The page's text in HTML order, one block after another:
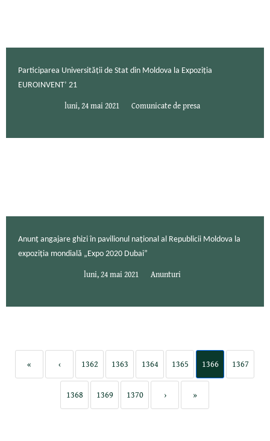
Participarea Universității de Stat din Moldova la Expoziția
EUROINVENT’ 21
luni, 24 mai 2021 Comunicate de presa
Anunț angajare ghizi în pavilionul național al Republicii Moldova la
expoziția mondială „Expo 2020 Dubai”
luni, 24 mai 2021 Anunturi
« ‹ 1362 1363 1364 1365 1366 1367
1368 1369 1370 › »